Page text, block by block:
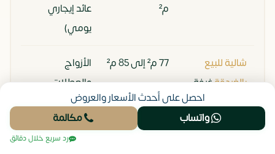
م²
عائد إيجاري
يومي)
شالية للبيع
بالغردقةغرفة
77 م² إلى 85 م²
الأزواج
والعطلات
القصيرة
السكن العائلي
احصل على أحدث الأسعار والعروض
واتساب
مكالمة
رد سريع خلال دقائق